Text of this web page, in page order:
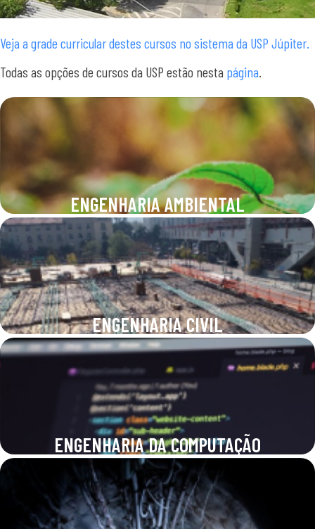
Veja a grade curricular destes cursos no sistema da USP Júpiter.
Todas as opções de cursos da USP estão nesta página.
ENGENHARIA AMBIENTAL
ENGENHARIA CIVIL
ENGENHARIA DA COMPUTAÇÃO